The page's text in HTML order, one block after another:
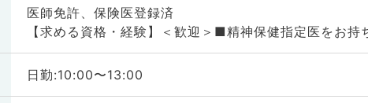
医師免許、保険医登録済
【求める資格・経験】＜歓迎＞■精神保健指定医をお持
日勤:10:00〜13:00